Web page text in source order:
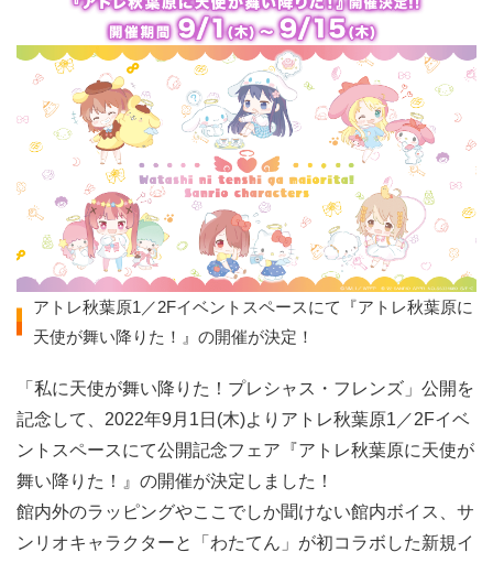
アトレ秋葉原1／2Fイベントスペースにて『アトレ秋葉原に
天使が舞い降りた！』の開催が決定！
「私に天使が舞い降りた！プレシャス・フレンズ」公開を
記念して、2022年9月1日(木)よりアトレ秋葉原1／2Fイベ
ントスペースにて公開記念フェア『アトレ秋葉原に天使が
舞い降りた！』の開催が決定しました！
館内外のラッピングやここでしか聞けない館内ボイス、サ
ンリオキャラクターと「わたてん」が初コラボした新規イ